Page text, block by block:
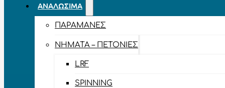
ΑΝΑΛΏΣΙΜΑ
ΠΑΡΑΜΆΝΕΣ
ΝΉΜΑΤΑ – ΠΕΤΟΝΙΈΣ
LRF
SPINNING